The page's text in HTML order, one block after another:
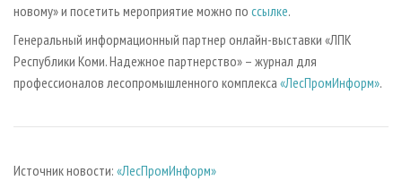
новому» и посетить мероприятие можно по ссылке.
Генеральный информационный партнер онлайн-выставки «ЛПК
Республики Коми. Надежное партнерство» – журнал для
профессионалов лесопромышленного комплекса «ЛесПромИнформ».
Источник новости: «ЛесПромИнформ»